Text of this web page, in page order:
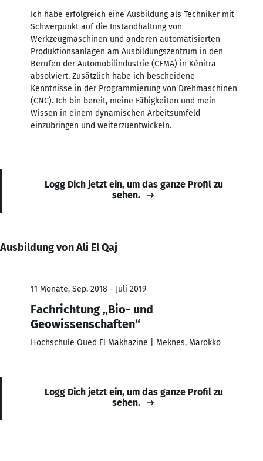
Ich habe erfolgreich eine Ausbildung als Techniker mit
Schwerpunkt auf die Instandhaltung von
Werkzeugmaschinen und anderen automatisierten
Produktionsanlagen am Ausbildungszentrum in den
Berufen der Automobilindustrie (CFMA) in Kénitra
absolviert. Zusätzlich habe ich bescheidene
Kenntnisse in der Programmierung von Drehmaschinen
(CNC). Ich bin bereit, meine Fähigkeiten und mein
Wissen in einem dynamischen Arbeitsumfeld
einzubringen und weiterzuentwickeln.
Logg Dich jetzt ein, um das ganze Profil zu
sehen.
Ausbildung von Ali El Qaj
11 Monate, Sep. 2018 - Juli 2019
Fachrichtung „Bio- und
Geowissenschaften“
Hochschule Oued El Makhazine | Meknes, Marokko
Logg Dich jetzt ein, um das ganze Profil zu
sehen.